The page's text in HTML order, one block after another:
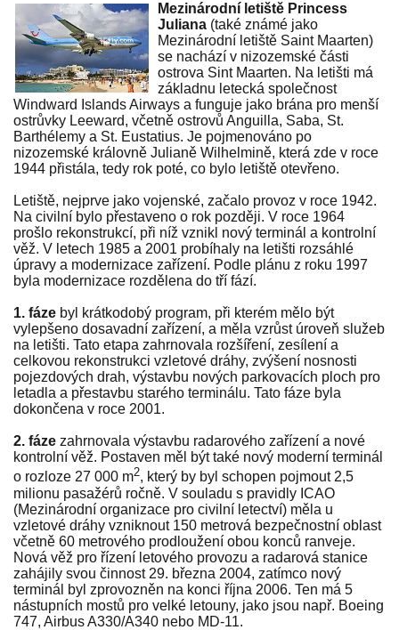
Mezinárodní letiště Princess
Juliana (také známé jako
Mezinárodní letiště Saint Maarten)
se nachází v nizozemské části
ostrova Sint Maarten. Na letišti má
základnu letecká společnost
Windward Islands Airways a funguje jako brána pro menší
ostrůvky Leeward, včetně ostrovů Anguilla, Saba, St.
Barthélemy a St. Eustatius. Je pojmenováno po
nizozemské královně Julianě Wilhelmině, která zde v roce
1944 přistála, tedy rok poté, co bylo letiště otevřeno.
Letiště, nejprve jako vojenské, začalo provoz v roce 1942.
Na civilní bylo přestaveno o rok později. V roce 1964
prošlo rekonstrukcí, při níž vznikl nový terminál a kontrolní
věž. V letech 1985 a 2001 probíhaly na letišti rozsáhlé
úpravy a modernizace zařízení. Podle plánu z roku 1997
byla modernizace rozdělena do tří fází.
1. fáze byl krátkodobý program, při kterém mělo být
vylepšeno dosavadní zařízení, a měla vzrůst úroveň služeb
na letišti. Tato etapa zahrnovala rozšíření, zesílení a
celkovou rekonstrukci vzletové dráhy, zvýšení nosnosti
pojezdových drah, výstavbu nových parkovacích ploch pro
letadla a přestavbu starého terminálu. Tato fáze byla
dokončena v roce 2001.
2. fáze zahrnovala výstavbu radarového zařízení a nové
kontrolní věž. Postaven měl být také nový moderní terminál
o rozloze 27 000 m2, který by byl schopen pojmout 2,5
milionu pasažérů ročně. V souladu s pravidly ICAO
(Mezinárodní organizace pro civilní letectví) měla u
vzletové dráhy vzniknout 150 metrová bezpečnostní oblast
včetně 60 metrového prodloužení obou konců ranveje.
Nová věž pro řízení letového provozu a radarová stanice
zahájily svou činnost 29. března 2004, zatímco nový
terminál byl zprovozněn na konci října 2006. Ten má 5
nástupních mostů pro velké letouny, jako jsou např. Boeing
747, Airbus A330/A340 nebo MD-11.